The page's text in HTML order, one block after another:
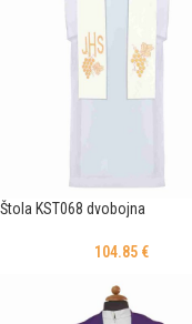
Štola KST068 dvobojna
104.85 €